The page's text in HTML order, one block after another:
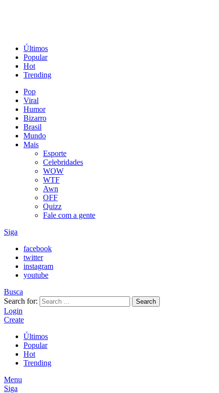
Últimos
Popular
Hot
Trending
Pop
Viral
Humor
Bizarro
Brasil
Mundo
Mais
Esporte
Celebridades
WOW
WTF
Awn
OFF
Quizz
Fale com a gente
Siga
facebook
twitter
instagram
youtube
Busca
Search for:
Search
Login
Create
Últimos
Popular
Hot
Trending
Menu
Siga